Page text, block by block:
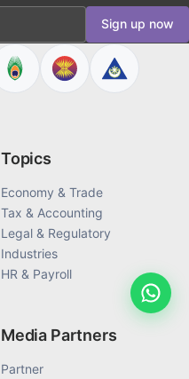
Sign up now
Topics
Economy & Trade
Tax & Accounting
Legal & Regulatory
Industries
HR & Payroll
Media Partners
Partner